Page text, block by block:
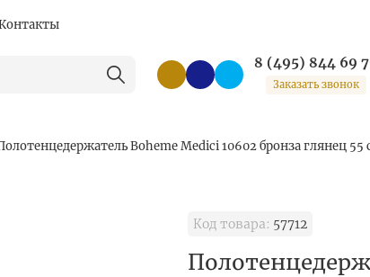
8 (495) 844 69
Заказать звонок
Boheme Medici 10602 бронза глянец 55
Код товара: 57712